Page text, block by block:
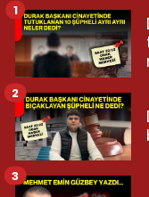
1
2
3